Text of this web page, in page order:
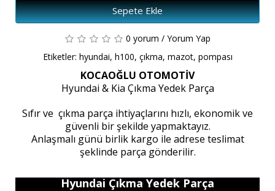
Sepete Ekle
0 yorum / Yorum Yap
Etiketler: hyundai, h100, çıkma, mazot, pompası
KOCAOĞLU OTOMOTİV
Hyundai & Kia Çıkma Yedek Parça
Sıfır ve çıkma parça ihtiyaçlarını hızlı, ekonomik ve
güvenli bir şekilde yapmaktayız.
Anlaşmalı günü birlik kargo ile adrese teslimat
şeklinde parça gönderilir.
Hyundai Çıkma Yedek Parça